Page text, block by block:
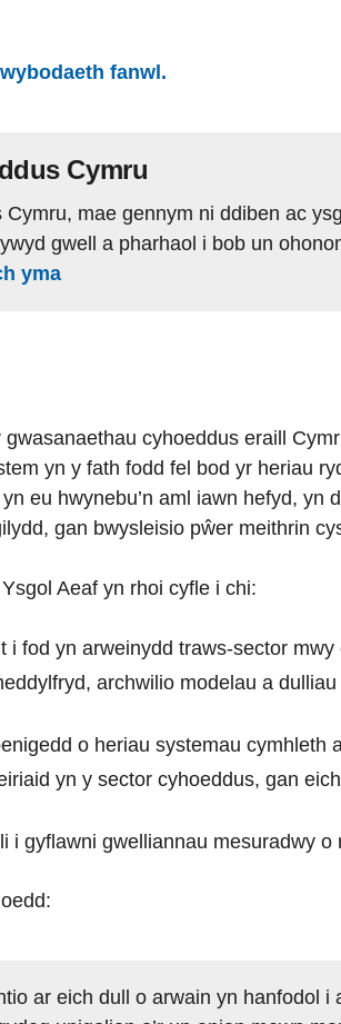
fanwl.
Cymru
mae gennym ni ddiben ac
gwell a pharhaol i bob un
yma
cyhoeddus eraill
yn y fath fodd fel bod yr heriau
eu hwynebu’n aml iawn hefyd, yn
gan bwysleisio pŵer meithrin
Aeaf yn rhoi cyfle i chi:
i fod yn arweinydd traws-sector
archwilio modelau a
o heriau systemau cymhleth
yn y sector cyhoeddus, gan
i gyflawni gwelliannau mesuradwy
ar eich dull o arwain yn hanfodol i